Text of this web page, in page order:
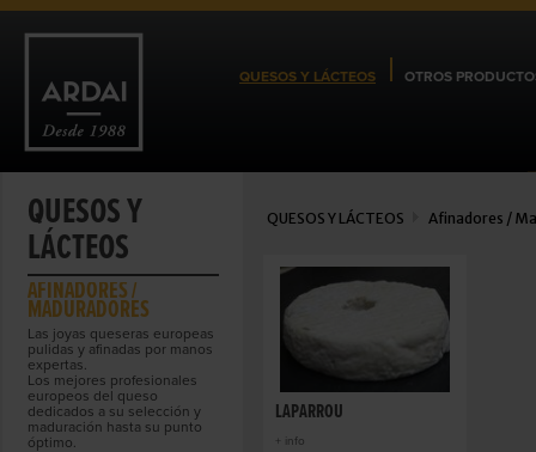
QUESOS Y LÁCTEOS OTROS
QUESOS Y
LÁCTEOS
AFINADORES /
MADURADORES
Las joyas queseras europeas
pulidas y afinadas por manos
expertas.
Los mejores profesionales
europeos del queso
dedicados a su selección y
maduración hasta su punto
óptimo.
QUESOS Y LÁCTEOS Afinadores /
LAPARROU
+ info